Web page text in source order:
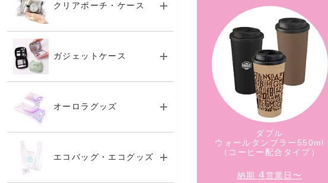
クリアポーチ・ケース
ガジェットケース
オーロラグッズ
エコバッグ・エコグッズ
シンプルタンブラー290ml
（コーヒー配合タイプ）
ダブル
ウォールタンブラー550ml
（コーヒー配合タイプ）
納期4営業日〜